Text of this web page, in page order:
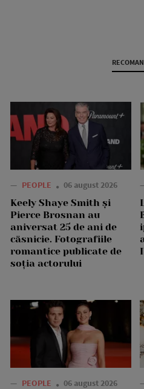
— PEOPLE 06 august 2026
Keely Shaye Smith și
Pierce Brosnan au
aniversat 25 de ani de
căsnicie. Fotografiile
romantice publicate de
soția actorului
— PEOPLE 06 august 2026